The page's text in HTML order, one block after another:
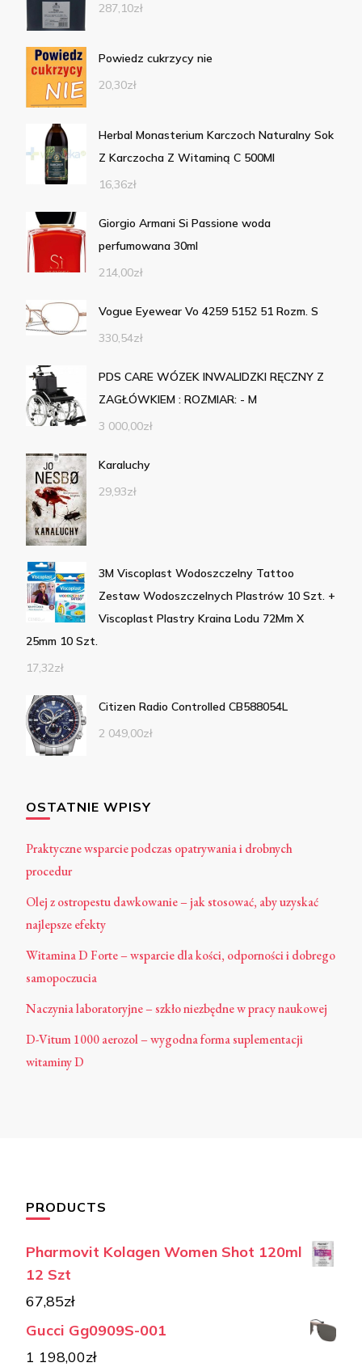
287,10zł
Powiedz cukrzycy nie
20,30zł
Herbal Monasterium Karczoch Naturalny Sok
Z Karczocha Z Witaminą C 500Ml
16,36zł
Giorgio Armani Si Passione woda
perfumowana 30ml
214,00zł
Vogue Eyewear Vo 4259 5152 51 Rozm. S
330,54zł
PDS CARE WÓZEK INWALIDZKI RĘCZNY Z
ZAGŁÓWKIEM : ROZMIAR: - M
3 000,00zł
Karaluchy
29,93zł
3M Viscoplast Wodoszczelny Tattoo
Zestaw Wodoszczelnych Plastrów 10 Szt. +
Viscoplast Plastry Kraina Lodu 72Mm X
25mm 10 Szt.
17,32zł
Citizen Radio Controlled CB588054L
2 049,00zł
OSTATNIE WPISY
Praktyczne wsparcie podczas opatrywania i drobnych
procedur
Olej z ostropestu dawkowanie – jak stosować, aby uzyskać
najlepsze efekty
Witamina D Forte – wsparcie dla kości, odporności i dobrego
samopoczucia
Naczynia laboratoryjne – szkło niezbędne w pracy naukowej
D-Vitum 1000 aerozol – wygodna forma suplementacji
witaminy D
PRODUCTS
Pharmovit Kolagen Women Shot 120ml
12 Szt
67,85zł
Gucci Gg0909S-001
1 198,00zł